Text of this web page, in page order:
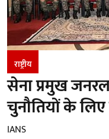
राष्ट्रीय
सेना प्रमुख
चुनौतियों के
IANS